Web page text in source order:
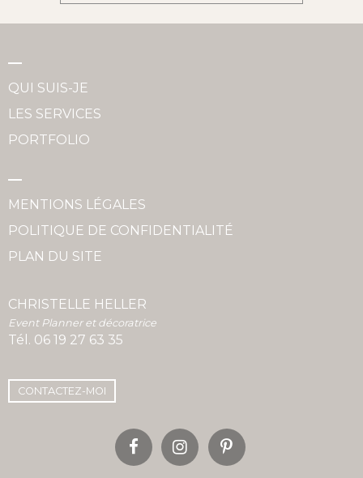
QUI SUIS-JE
LES SERVICES
PORTFOLIO
MENTIONS LÉGALES
POLITIQUE DE CONFIDENTIALITÉ
PLAN DU SITE
CHRISTELLE HELLER
Event Planner et décoratrice
Tél. 06 19 27 63 35
CONTACTEZ-MOI